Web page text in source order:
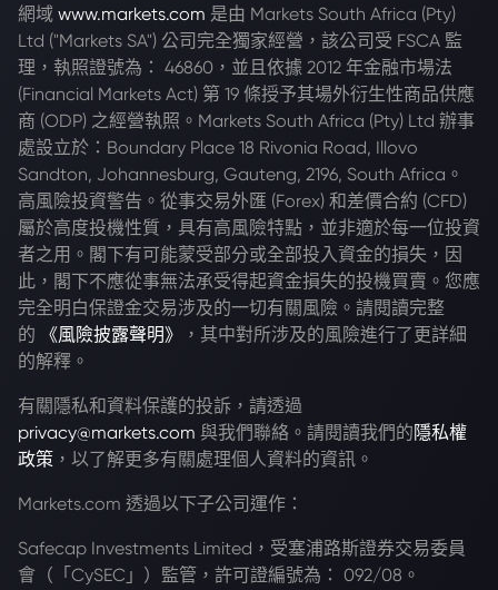
網域 www.markets.com 是由 Markets South Africa (Pty)
Ltd ("Markets SA") 公司完全獨家經營，該公司受 FSCA 監
理，執照證號為： 46860，並且依據 2012 年金融市場法
(Financial Markets Act) 第 19 條授予其場外衍生性商品供應
商 (ODP) 之經營執照。Markets South Africa (Pty) Ltd 辦事
處設立於：Boundary Place 18 Rivonia Road, Illovo
Sandton, Johannesburg, Gauteng, 2196, South Africa。
高風險投資警告。從事交易外匯 (Forex) 和差價合約 (CFD)
屬於高度投機性質，具有高風險特點，並非適於每一位投資
者之用。閣下有可能蒙受部分或全部投入資金的損失，因
此，閣下不應從事無法承受得起資金損失的投機買賣。您應
完全明白保證金交易涉及的一切有關風險。請閱讀完整
的
《風險披露聲明》
，其中對所涉及的風險進行了更詳細
的解釋。
有關隱私和資料保護的投訴，請透過
privacy@markets.com 與我們聯絡。請閱讀我們的 隱私權
政策 ，以了解更多有關處理個人資料的資訊。
Markets.com 透過以下子公司運作：
Safecap Investments Limited，受塞浦路斯證券交易委員
會（「CySEC」）監管，許可證編號為： 092/08。